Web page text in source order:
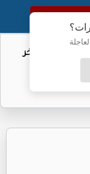
النسخة الكاملة
يكشف آخر